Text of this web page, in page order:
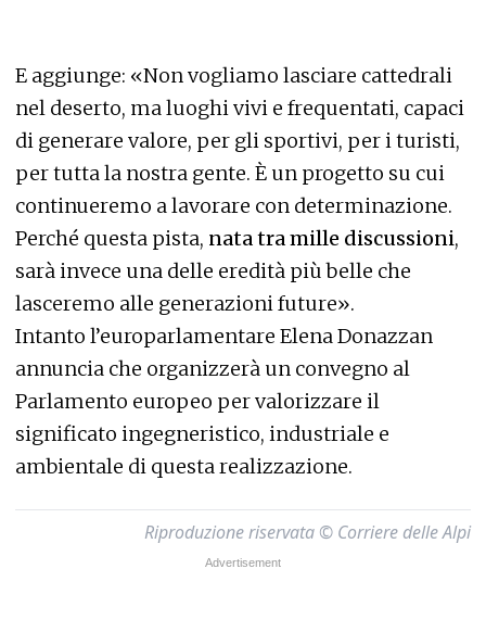
E aggiunge: «Non vogliamo lasciare cattedrali
nel deserto, ma luoghi vivi e frequentati, capaci
di generare valore, per gli sportivi, per i turisti,
per tutta la nostra gente. È un progetto su cui
continueremo a lavorare con determinazione.
Perché questa pista, nata tra mille discussioni,
sarà invece una delle eredità più belle che
lasceremo alle generazioni future».
Intanto l’europarlamentare Elena Donazzan
annuncia che organizzerà un convegno al
Parlamento europeo per valorizzare il
significato ingegneristico, industriale e
ambientale di questa realizzazione.
Riproduzione riservata © Corriere delle Alpi